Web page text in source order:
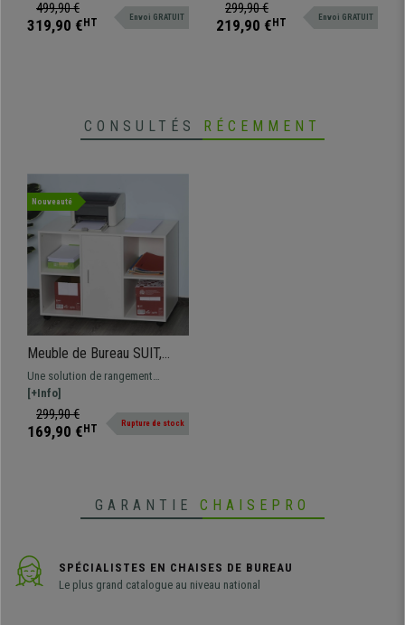
acier de haute résistance
499,90 €
319,90 € HT Envoi GRATUIT
industriel. Qualité et style à un
prix incroyable !
299,90 €
219,90 € HT Envoi GRATUIT
CONSULTÉS RÉCEMMENT
Nouveauté
Meuble de Bureau SUIT,
100x40x71 cm, avec
roulettes, en Bois, Blanc
Une solution de rangement
pratique, avec compartiments de
grande capacité. Parfait pour
votre bureau ou votre maison.
[+Info]
299,90 €
169,90 € HT Rupture de stock
GARANTIE CHAISEPRO
SPÉCIALISTES EN CHAISES DE BUREAU
Le plus grand catalogue au niveau national